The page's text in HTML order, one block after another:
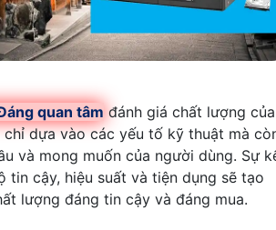
quan tâm đánh giá chất lượng của
dựa vào các yếu tố kỹ thuật mà
và mong muốn của người dùng. Sự
tin cậy, hiệu suất và tiện dụng sẽ tạo
lượng đáng tin cậy và đáng mua.